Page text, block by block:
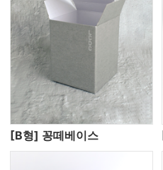
[B형] 꽁떼베이스